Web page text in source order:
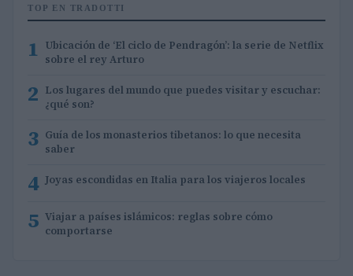
TOP EN TRADOTTI
1 Ubicación de ‘El ciclo de Pendragón’: la serie de Netflix
sobre el rey Arturo
2 Los lugares del mundo que puedes visitar y escuchar:
¿qué son?
3 Guía de los monasterios tibetanos: lo que necesita
saber
4 Joyas escondidas en Italia para los viajeros locales
5 Viajar a países islámicos: reglas sobre cómo
comportarse